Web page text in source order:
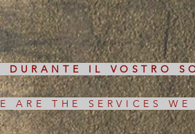
IL VOSTRO
ARE THE SERVICES